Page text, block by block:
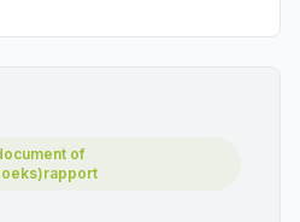
wat hergebruik faciliteert.
of